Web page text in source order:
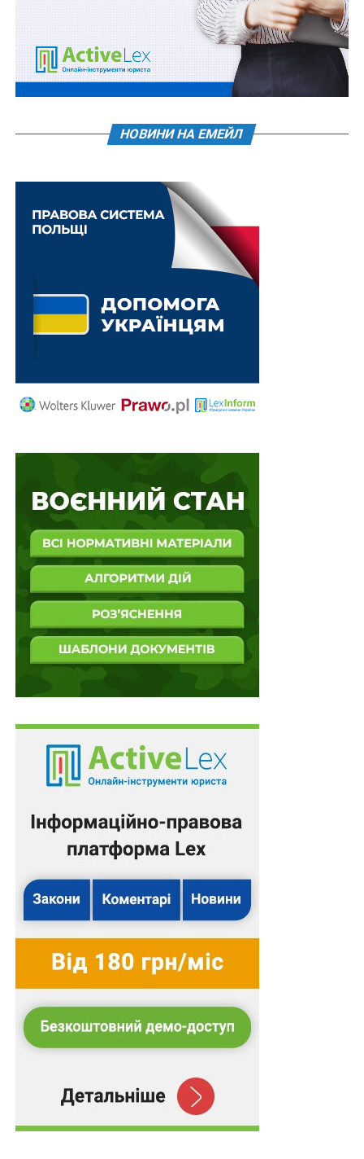
членам сімей загиблих (померлих) громадян, які
мають особливі заслуги перед Батьківщиною,
здійснюється кожному члену сім’ї окремо
Компенсуються витрати, пов’язані із закупівлею
або незалежної професійної діяльності за наявності
документів, що підтверджують:
1) наявність статусу суб’єкта ветеранського
2) факт оплати та отримання предметів та товарів,
пов’язаних із здійсненням підприємницької або
незалежної професійної діяльності, які можуть бути
компенсовані за рахунок Фонду.
Достовірність зазначених у цьому пункті документів
Також зверніть увагунаПравові позиції
алгоритми дій, роз’яснення, корисні ресурси
Схожі статті:
390 млн доларів для інклюзивного та
екологічного підприємництва
50 000 гривень на місяць – винагорода
військовослужбовцям, які відразу після
полону…
Часткова компенсація вартості авто для осіб з
інвалідністю внаслідок війни
Наявність двох взаємопов’язаних розписок
про позику та про обов’язок передати майно
Не більше 48 036 грн на гектар - компенсація
за реконструкцію і будівництво меліоративних
систем
Нові порядки використання та повернення
коштів фонду соціального захисту осіб з
інвалідністю
НЕ ПРОПУСТІТЬ
Не може працювати в мистецькому ліцеї особа,
яка має не погашену або не зняту судимість
НОВИНИ НА ЕМЕЙЛ